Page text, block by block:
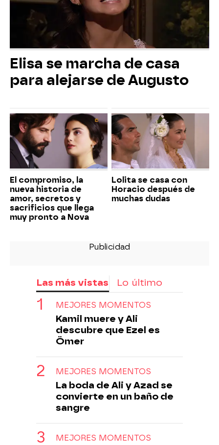
Elisa se marcha de casa
para alejarse de Augusto
El compromiso, la
nueva historia de
amor, secretos y
sacrificios que llega
muy pronto a Nova
Lolita se casa con
Horacio después de
muchas dudas
Las más vistas Lo último
MEJORES MOMENTOS
Kamil muere y Ali
descubre que Ezel es
Ömer
MEJORES MOMENTOS
La boda de Ali y Azad se
convierte en un baño de
sangre
MEJORES MOMENTOS